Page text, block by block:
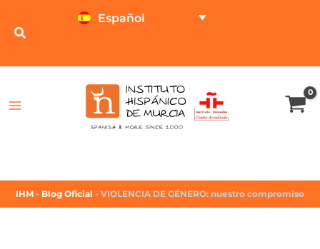
Español
IHM - Blog Oficial - VIOLENCIA DE GÉNERO: nuestro compromiso